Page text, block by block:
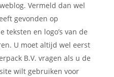
Vermeld dan wel
gevonden op
teksten en logo’s van de
U moet altijd wel eerst
B.V. vragen als u de
wilt gebruiken voor